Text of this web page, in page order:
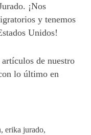
¡Nos
y tenemos
Unidos!
de nuestro
lo último en
, erika jurado,